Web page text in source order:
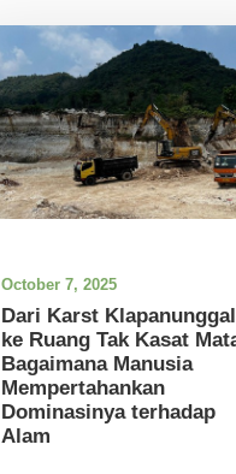
October 7, 2025
Dari Karst Klapanunggal
ke Ruang Tak Kasat
Bagaimana Manusia
Mempertahankan
Dominasinya terhadap
Alam